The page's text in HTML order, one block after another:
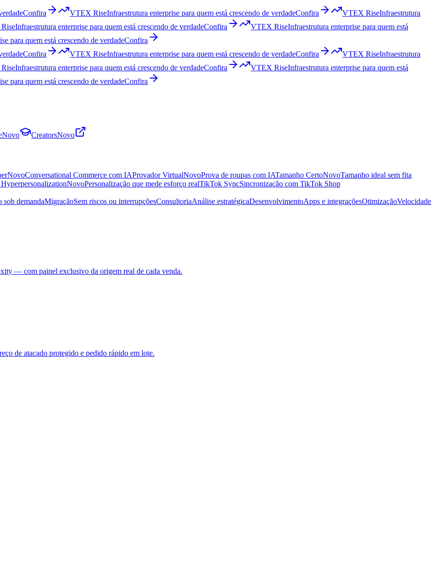
Confira VTEX RiseInfraestrutura enterprise para quem está crescendo de verdadeConfira VTEX RiseInfraestrutura
Infraestrutura enterprise para quem está crescendo de verdadeConfira VTEX RiseInfraestrutura enterprise para quem está
para quem está crescendo de verdadeConfira
Confira VTEX RiseInfraestrutura enterprise para quem está crescendo de verdadeConfira VTEX RiseInfraestrutura
Infraestrutura enterprise para quem está crescendo de verdadeConfira VTEX RiseInfraestrutura enterprise para quem está
para quem está crescendo de verdadeConfira
Novo CreatorsNovo
NovoConversational Commerce com IAProvador VirtualNovoProva de roupas com IATamanho CertoNovoTamanho ideal sem fita
NovoPersonalização que mede esforço realTikTok SyncSincronização com TikTok Shop
sob demandaMigraçãoSem riscos ou interrupçõesConsultoriaAnálise estratégicaDesenvolvimentoApps e integraçõesOtimizaçãoVelocidade
— com painel exclusivo da origem real de cada venda.
de atacado protegido e pedido rápido em lote.